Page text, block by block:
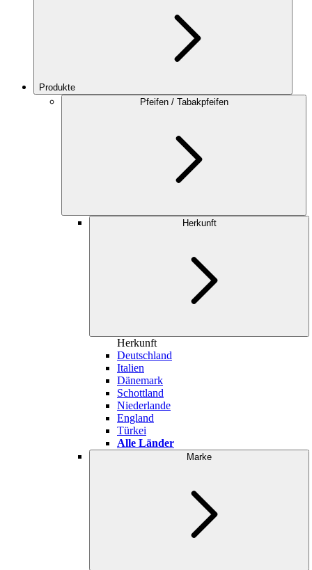
Produkte
Pfeifen / Tabakpfeifen
Herkunft
Herkunft
Deutschland
Italien
Dänemark
Schottland
Niederlande
England
Türkei
Alle Länder
Marke